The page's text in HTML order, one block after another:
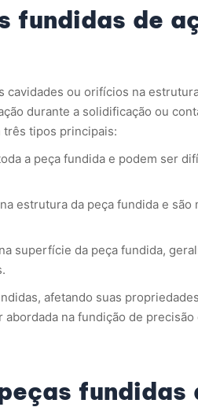
fundidas de
cavidades ou orifícios na
durante a solidificação ou
três tipos principais:
a peça fundida e podem ser
estrutura da peça fundida e são
superfície da peça fundida,
afetando suas
na fundição de precisão
fundidas